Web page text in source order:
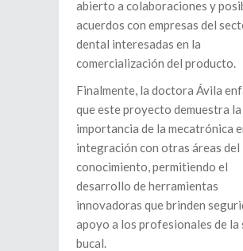
abierto a colaboraciones y
acuerdos con empresas del
dental interesadas en la
comercialización del producto.
Finalmente, la doctora Ávila
que este proyecto demuestra la
importancia de la mecatrónica
integración con otras áreas del
conocimiento, permitiendo el
desarrollo de herramientas
innovadoras que brinden
apoyo a los profesionales de la
bucal.